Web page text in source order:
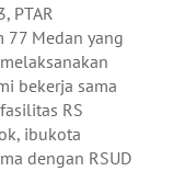
PTAR
77 Medan yang
bekerja sama
RS
ibukota
dengan RSUD